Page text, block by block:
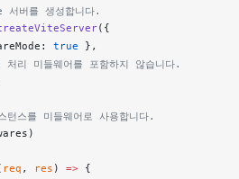
버를 생성합니다.
({
: true },
미들웨어를 포함하지 않습니다.
스를 미들웨어로 사용합니다.
)
req , res ) => {